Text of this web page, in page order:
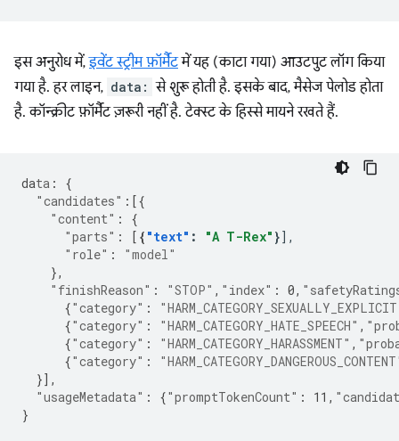
इस अनुरोध में,इवेंट स्ट्रीम फ़ॉर्मैटमें यह (काटा गया) आउटपुट लॉग किया
गया है. हर लाइन, data: से शुरू होती है. इसके बाद, मैसेज पेलोड होता
है. कॉन्क्रीट फ़ॉर्मैट ज़रूरी नहीं है. टेक्स्ट के हिस्से मायने रखते हैं.
data :
{
"candidates" :[{
"content" :
{
"parts" : [ { "text" : "A T-Rex" }
"role" :
"model"
},
"finishReason" : "STOP" , "index" : 0,
{"category" :
{"category" : "HARM_CATEGORY_HATE_SPEECH" ,
{"category" : "HARM_CATEGORY_HARASSMENT" ,
{"category" :
}],
"usageMetadata" : {"promptTokenCount" : 11 ,
}